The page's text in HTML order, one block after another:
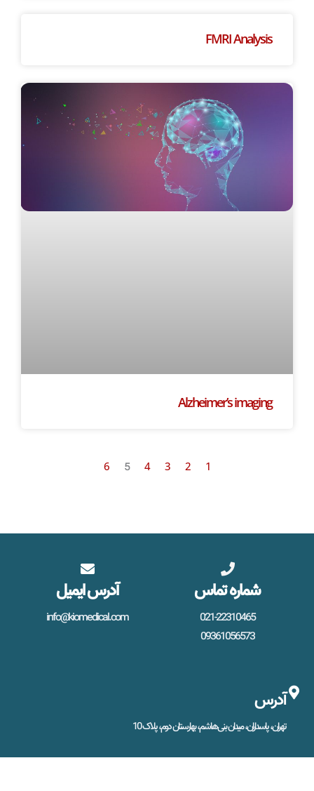
FMRI Analysis
Alzheimer’s imaging
2
3
4
5
6
شماره تماس
021-22310465
09361056573
آدرس ایمیل
info@kiomedical.com
آدرس
تهران، پاسداران، میدان بنی‌هاشم، بهارستان دوم، پلاک 10